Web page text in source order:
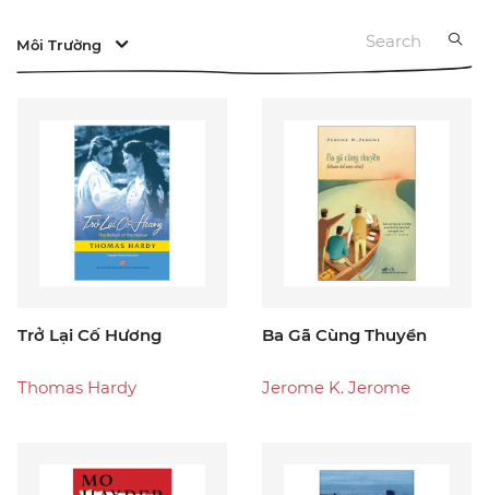
Môi Trường
Trở Lại Cố Hương
Thomas Hardy
Ba Gã Cùng Thuyền
Jerome K. Jerome